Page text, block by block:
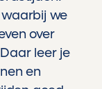
we
over
leer je
en